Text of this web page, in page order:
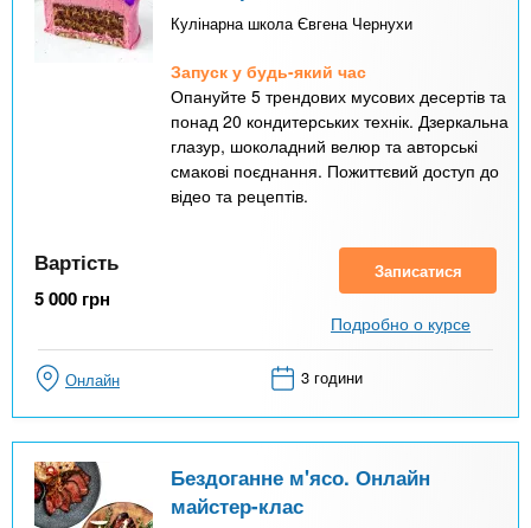
Кулінарна школа Євгена Чернухи
Запуск у будь-який час
Опануйте 5 трендових мусових десертів та
понад 20 кондитерських технік. Дзеркальна
глазур, шоколадний велюр та авторські
смакові поєднання. Пожиттєвий доступ до
відео та рецептів.
Вартість
5 000 грн
Записатися
Подробно о курсе
Онлайн 3 години
Бездоганне м'ясо. Онлайн
майстер-клас